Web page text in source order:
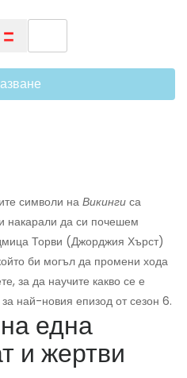
символи на Викинги са
накарали да си почешем
Торви (Джорджия Хърст)
би могъл да промени хода
за да научите какво се е
най-новия епизод от сезон 6.
една
и жертви